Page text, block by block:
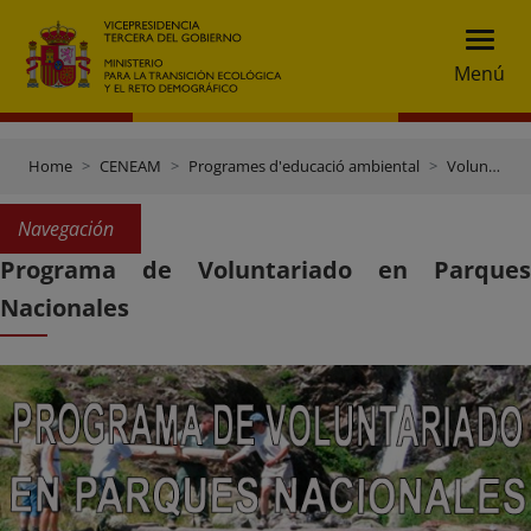
Menú
Home CENEAM Programes d'educació ambiental Voluntariat en parcs nacionals
Navegación
Programa de Voluntariado en Parques
Nacionales